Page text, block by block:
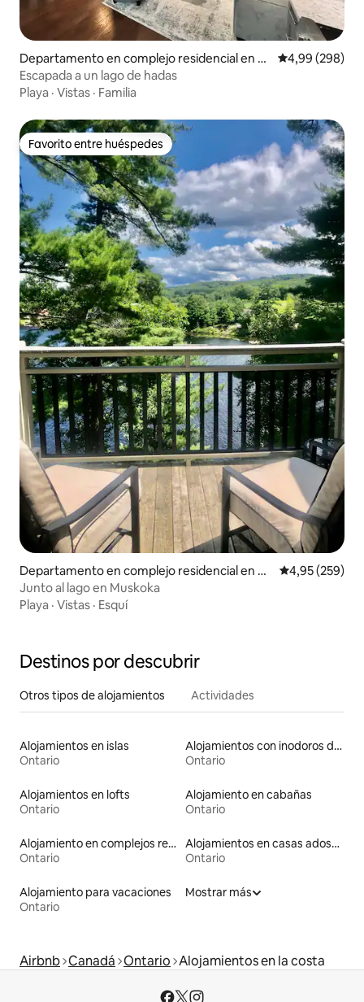
Departamento en complejo residencial en H
untsville
Calificación
4,99 (298)
Escapada a un lago de hadas
Playa · Vistas · Familia
Favorito entre huéspedes
Favorito entre huéspedes
Departamento en complejo residencial en H
untsville
Calificación
4,95 (259)
Junto al lago en Muskoka
Playa · Vistas · Esquí
Destinos por descubrir
Otros tipos de alojamientos Actividades
Alojamientos en islas
Ontario
Alojamientos con inodoros de altura accesible
Ontario
Alojamientos en lofts
Ontario
Alojamiento en cabañas
Ontario
Alojamiento en complejos residenciales
Ontario
Alojamientos en casas adosadas
Ontario
Alojamiento para vacaciones
Ontario
Mostrar más
Airbnb Canadá Ontario Alojamientos en la costa